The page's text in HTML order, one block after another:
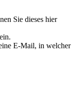
Sie dieses hier
E-Mail, in welcher